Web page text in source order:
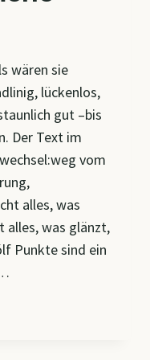
wären sie
lückenlos,
gut –bis
Der Text im
vom
alles, was
alles, was glänzt,
Punkte sind ein